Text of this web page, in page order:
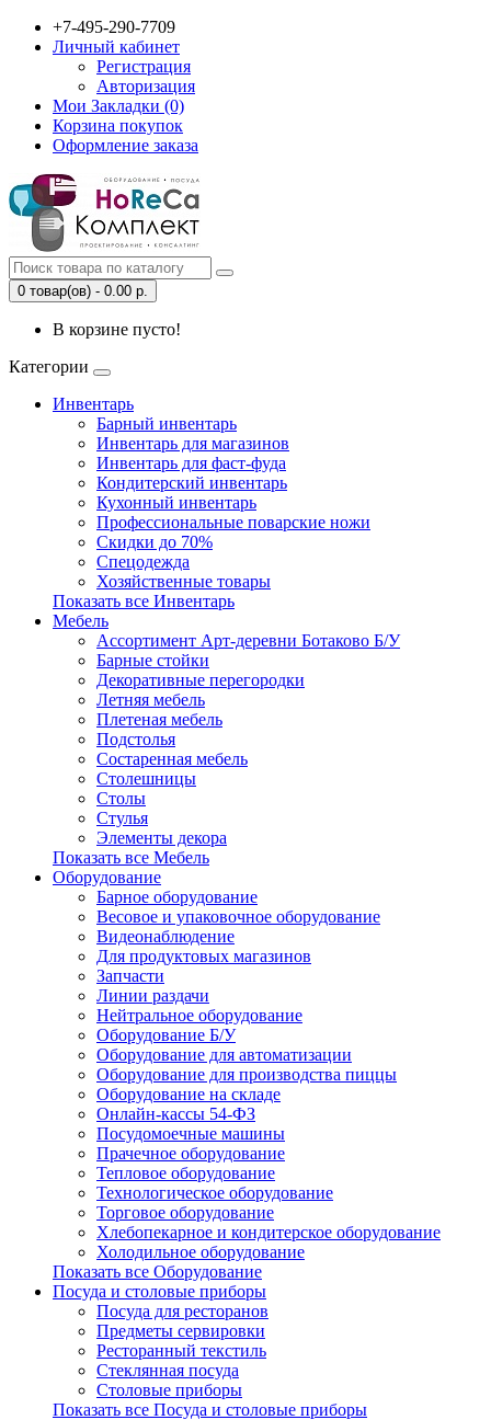
+7-495-290-7709
Личный кабинет
Регистрация
Авторизация
Мои Закладки (0)
Корзина покупок
Оформление заказа
0 товар(ов) - 0.00 р.
В корзине пусто!
Категории
Инвентарь
Барный инвентарь
Инвентарь для магазинов
Инвентарь для фаст-фуда
Кондитерский инвентарь
Кухонный инвентарь
Профессиональные поварские ножи
Скидки до 70%
Спецодежда
Хозяйственные товары
Показать все Инвентарь
Мебель
Ассортимент Арт-деревни Ботаково Б/У
Барные стойки
Декоративные перегородки
Летняя мебель
Плетеная мебель
Подстолья
Состаренная мебель
Столешницы
Столы
Стулья
Элементы декора
Показать все Мебель
Оборудование
Барное оборудование
Весовое и упаковочное оборудование
Видеонаблюдение
Для продуктовых магазинов
Запчасти
Линии раздачи
Нейтральное оборудование
Оборудование Б/У
Оборудование для автоматизации
Оборудование для производства пиццы
Оборудование на складе
Онлайн-кассы 54-ФЗ
Посудомоечные машины
Прачечное оборудование
Тепловое оборудование
Технологическое оборудование
Торговое оборудование
Хлебопекарное и кондитерское оборудование
Холодильное оборудование
Показать все Оборудование
Посуда и столовые приборы
Посуда для ресторанов
Предметы сервировки
Ресторанный текстиль
Стеклянная посуда
Столовые приборы
Показать все Посуда и столовые приборы